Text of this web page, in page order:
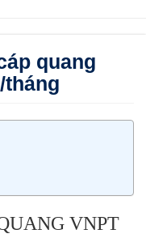
quang
tháng
VNPT